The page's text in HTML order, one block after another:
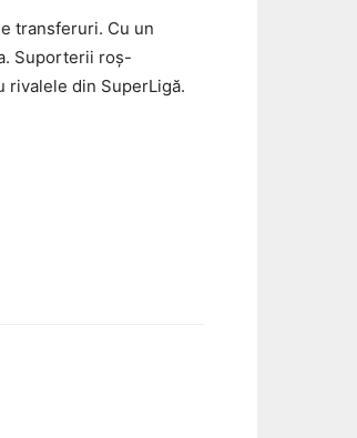
transferuri. Cu un
Suporterii roș-
rivalele din SuperLigă.